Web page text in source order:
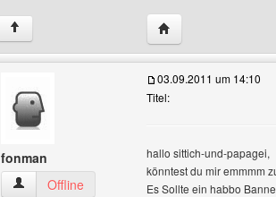
↑ Website dieses
fonman
fonman Benutzer-Profile anzeigen
Offline
03.09.2011 um 14:10
Titel:
hallo sittich-und-papagei,
könntest du mir emmmm
Es Sollte ein habbo